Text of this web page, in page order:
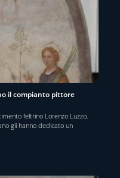
il compianto pittore
feltrino Lorenzo Luzzo,
gli hanno dedicato un